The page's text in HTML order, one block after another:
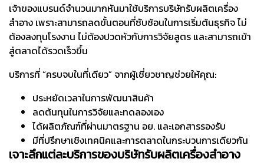
เจ้าของแบรนด์จำนวนมากหันมาใช้บริการบริษัทรับผลิตเครื่อง
สำอาง เพราะสามารถลดขั้นตอนที่ซับซ้อนในการเริ่มต้นธุรกิจ ไม่
ต้องลงทุนโรงงาน ไม่ต้องปวดหัวกับการวิจัยสูตร และสามารถเข้า
สู่ตลาดได้รวดเร็วขึ้น
บริการที่ “ครบจบในที่เดียว” จากผู้เชี่ยวชาญช่วยให้คุณ:
ประหยัดเวลาในการพัฒนาสินค้า
ลดต้นทุนในการวิจัยและทดลองเอง
ได้ผลิตภัณฑ์ที่ผ่านมาตรฐาน อย. และเอกสารรองรับ
มีที่ปรึกษาเชิงเทคนิคและการตลาดในกระบวนการเดียวกัน
เจาะลึกแต่ละบริการของบริษัทรับผลิตเครื่องสำอาง